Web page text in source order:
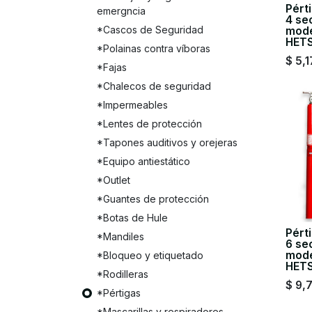
emergncia
*Cascos de Seguridad
*Polainas contra víboras
*Fajas
*Chalecos de seguridad
*Impermeables
*Lentes de protección
*Tapones auditivos y orejeras
*Equipo antiestático
*Outlet
*Guantes de protección
*Botas de Hule
*Mandiles
*Bloqueo y etiquetado
*Rodilleras
*Pértigas
4
$
6
$